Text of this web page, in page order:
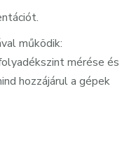
működik:
mérése és
hozzájárul a gépek